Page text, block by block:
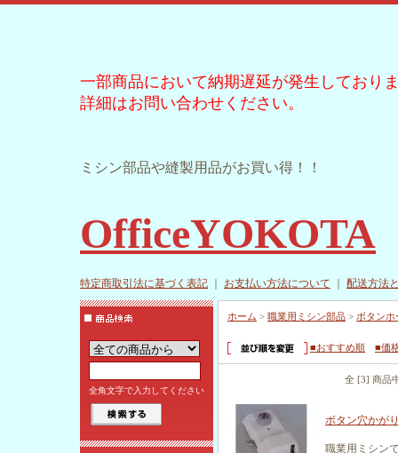
一部商品において納期遅延が発生しており
詳細はお問い合わせください。
ミシン部品や縫製用品がお買い得！！
OfficeYOKOTA
特定商取引法に基づく表記 お支払い方法について 配送方法
全角文字で入力してください
ホーム > 職業用ミシン部品 > ボタンホ
■おすすめ順 ■価
全 [3] 商品
ボタン穴かが
職業用ミシン